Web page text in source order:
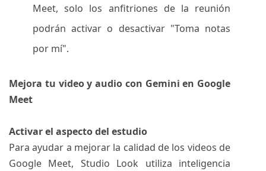
Meet, solo los anfitriones de la reunión
podrán activar o desactivar "Toma notas
por mí".
Mejora tu video y audio con Gemini en Google
Meet
Activar el aspecto del estudio
Para ayudar a mejorar la calidad de los videos de
Google Meet, Studio Look utiliza inteligencia